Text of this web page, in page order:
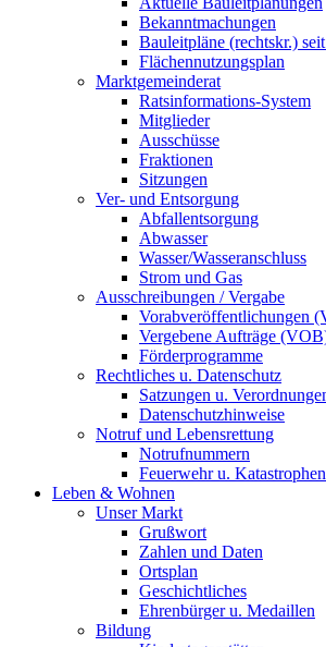
Bekanntmachungen
Bauleitpläne (rechtskr.)
Flächennutzungsplan
Marktgemeinderat
Ratsinformations-System
Mitglieder
Ausschüsse
Fraktionen
Sitzungen
Ver- und Entsorgung
Abfallentsorgung
Abwasser
Wasser/Wasseranschluss
Strom und Gas
Ausschreibungen / Vergabe
Vorabveröffentlichungen
Vergebene Aufträge
Förderprogramme
Rechtliches u. Datenschutz
Satzungen u.
Datenschutzhinweise
Notruf und Lebensrettung
Notrufnummern
Feuerwehr u.
Leben & Wohnen
Unser Markt
Grußwort
Zahlen und Daten
Ortsplan
Geschichtliches
Ehrenbürger u. Medaillen
Bildung